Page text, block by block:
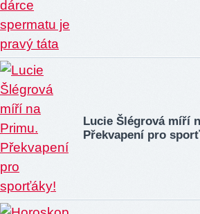
Lucie Šlégrová míří
Překvapení pro